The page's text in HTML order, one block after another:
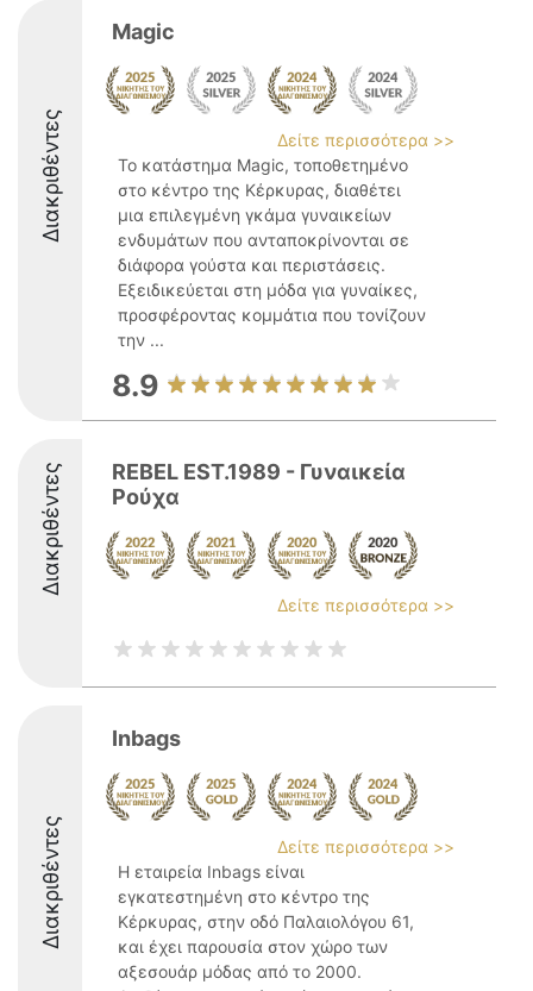
Διακριθέντες
Magic
Δείτε περισσότερα >>
Το κατάστημα Magic, τοποθετημένο
στο κέντρο της Κέρκυρας, διαθέτει
μια επιλεγμένη γκάμα γυναικείων
ενδυμάτων που ανταποκρίνονται σε
διάφορα γούστα και περιστάσεις.
Εξειδικεύεται στη μόδα για γυναίκες,
προσφέροντας κομμάτια που τονίζουν
την ...
8.9
Διακριθέντες
REBEL ΕST.1989 - Γυναικεία
Ρούχα
Δείτε περισσότερα >>
Διακριθέντες
Inbags
Δείτε περισσότερα >>
Η εταιρεία Inbags είναι
εγκατεστημένη στο κέντρο της
Κέρκυρας, στην οδό Παλαιολόγου 61,
και έχει παρουσία στον χώρο των
αξεσουάρ μόδας από το 2000.